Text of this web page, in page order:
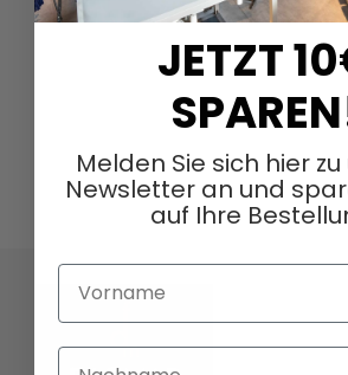
JETZT
Melden Sie sich hier
Newsletter an und
auf Ihre
Vorname
Nachname